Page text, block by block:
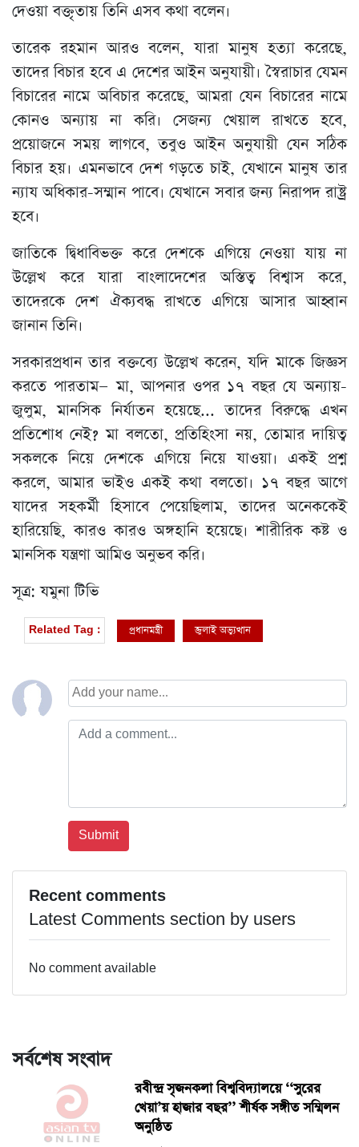
দেওয়া বক্তৃতায় তিনি এসব কথা বলেন।
তারেক রহমান আরও বলেন, যারা মানুষ হত্যা করেছে,
তাদের বিচার হবে এ দেশের আইন অনুযায়ী। স্বৈরাচার যেমন
বিচারের নামে অবিচার করেছে, আমরা যেন বিচারের নামে
কোনও অন্যায় না করি। সেজন্য খেয়াল রাখতে হবে,
প্রয়োজনে সময় লাগবে, তবুও আইন অনুযায়ী যেন সঠিক
বিচার হয়। এমনভাবে দেশ গড়তে চাই, যেখানে মানুষ তার
ন্যায অধিকার-সম্মান পাবে। যেখানে সবার জন্য নিরাপদ রাষ্ট্র
হবে।
জাতিকে দ্বিধাবিভক্ত করে দেশকে এগিয়ে নেওয়া যায় না
উল্লেখ করে যারা বাংলাদেশের অস্তিত্ব বিশ্বাস করে,
তাদেরকে দেশ ঐক্যবদ্ধ রাখতে এগিয়ে আসার আহ্বান
জানান তিনি।
সরকারপ্রধান তার বক্তব্যে উল্লেখ করেন, যদি মাকে জিজ্ঞস
করতে পারতাম— মা, আপনার ওপর ১৭ বছর যে অন্যায়-
জুলুম, মানসিক নির্যাতন হয়েছে... তাদের বিরুদ্ধে এখন
প্রতিশোধ নেই? মা বলতো, প্রতিহিংসা নয়, তোমার দায়িত্ব
সকলকে নিয়ে দেশকে এগিয়ে নিয়ে যাওয়া। একই প্রশ্ন
করলে, আমার ভাইও একই কথা বলতো। ১৭ বছর আগে
যাদের সহকর্মী হিসাবে পেয়েছিলাম, তাদের অনেককেই
হারিয়েছি, কারও কারও অঙ্গহানি হয়েছে। শারীরিক কষ্ট ও
মানসিক যন্ত্রণা আমিও অনুভব করি।
সূত্র: যমুনা টিভি
Related Tag : প্রধানমন্ত্রী জুলাই অভ্যুত্থান
Recent comments
Latest Comments section by users
No comment available
সর্বশেষ সংবাদ
রবীন্দ্র সৃজনকলা বিশ্ববিদ্যালয়ে ‘‘সুরের
খেয়া’য় হাজার বছর’’ শীর্ষক সঙ্গীত সম্মিলন
অনুষ্ঠিত